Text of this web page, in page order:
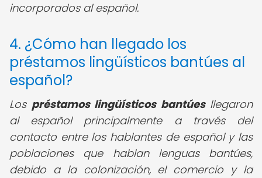
incorporados al español.
4. ¿Cómo han llegado los
préstamos lingüísticos bantúes al
español?
Los préstamos lingüísticos bantúesllegaron
al español principalmente a través del
contacto entre los hablantes de español y las
poblaciones que hablan lenguas bantúes,
debido a la colonización, el comercio y la